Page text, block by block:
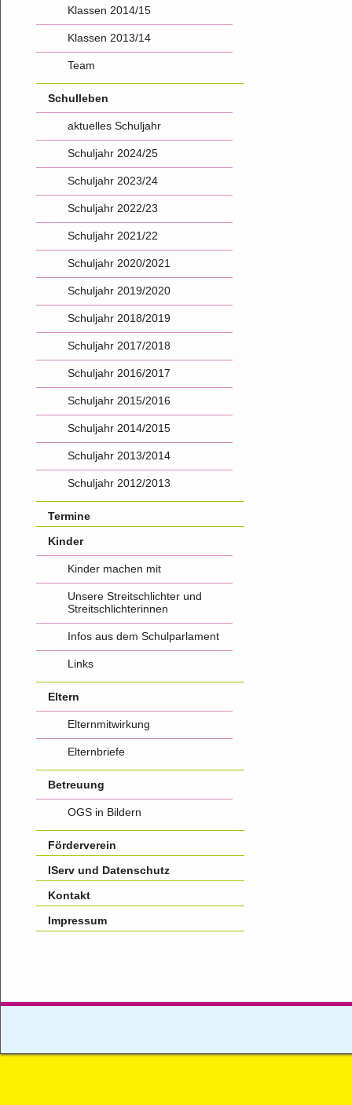
Klassen 2014/15
Klassen 2013/14
Team
Schulleben
aktuelles Schuljahr
Schuljahr 2024/25
Schuljahr 2023/24
Schuljahr 2022/23
Schuljahr 2021/22
Schuljahr 2020/2021
Schuljahr 2019/2020
Schuljahr 2018/2019
Schuljahr 2017/2018
Schuljahr 2016/2017
Schuljahr 2015/2016
Schuljahr 2014/2015
Schuljahr 2013/2014
Schuljahr 2012/2013
Termine
Kinder
Kinder machen mit
Unsere Streitschlichter und
Streitschlichterinnen
Infos aus dem Schulparlament
Links
Eltern
Elternmitwirkung
Elternbriefe
Betreuung
OGS in Bildern
Förderverein
IServ und Datenschutz
Kontakt
Impressum